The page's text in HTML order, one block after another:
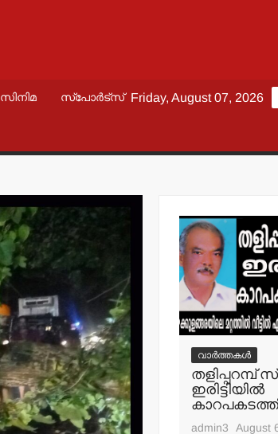
സിനിമ സ്പോർട്സ് Friday, August 07, 2026
വാർത്തകൾ
തളിപ്പറമ്പ് നഗരസഭ
സെക്രട്ടെറി ഉള്‍പ്പെടെ
19 പേരെ തരംതാഴ്ത്തി
സര്‍ക്കാര്‍ ഉത്തരവ്.
വാർത്തകൾ
തളിപ്പറമ്പ്
ഇരിട്ടിയില്‍
admin3 August